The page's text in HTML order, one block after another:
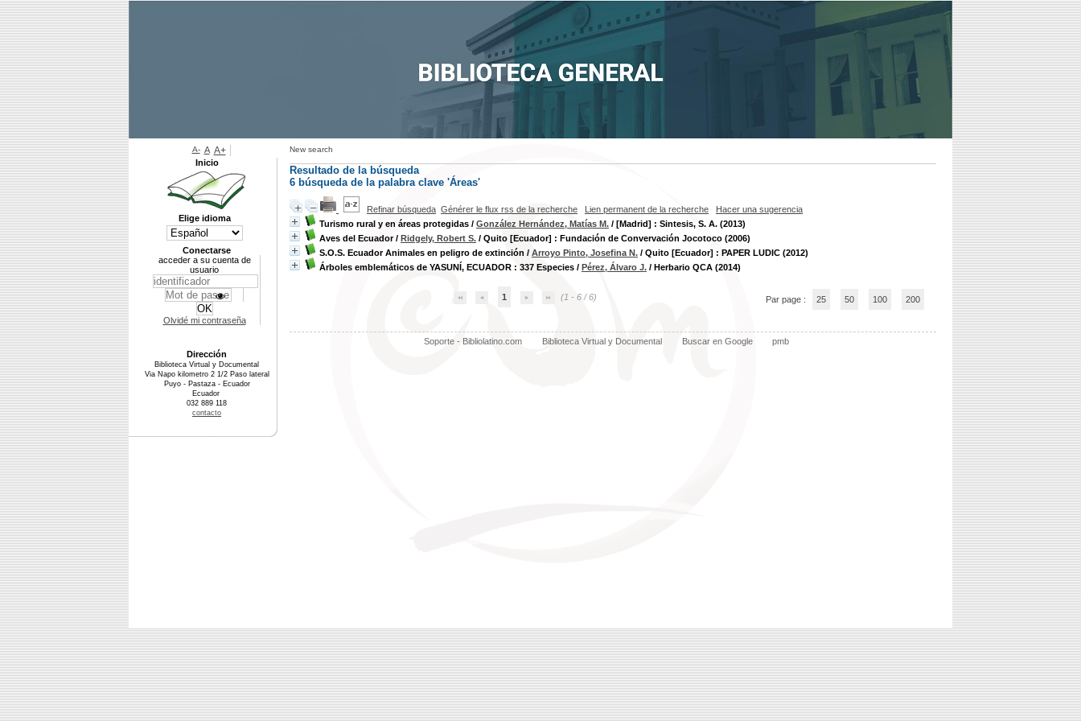
New search
Resultado de la búsqueda
6 búsqueda de la palabra clave 'Áreas'
Refinar búsqueda Générer le flux rss de la recherche Lien permanent de la recherche
Hacer una sugerencia
Turismo rural y en áreas protegidas / González Hernández, Matías M. / [Madrid] : Sintesis, S. A. (2013)
Aves del Ecuador/ Ridgely, Robert S. / Quito [Ecuador] : Fundación de Convervación Jocotoco (2006)
S.O.S. Ecuador Animales en peligro de extinción / Arroyo Pinto, Josefina N. / Quito [Ecuador] : PAPER LUDIC (2012)
Árboles emblemáticos de YASUNÍ, ECUADOR : 337 Especies / Pérez, Álvaro J. / Herbario QCA (2014)
1 (1 - 6 / 6) Par page : 25 50 100 200
Soporte - Bibliolatino.com Biblioteca Virtual y Documental Buscar en Google pmb
A- A A+
Inicio
Elige idioma
Conectarse
acceder a su cuenta de
usuario
Olvidé mi contraseña
Dirección
Biblioteca Virtual y Documental
Via Napo kilometro 2 1/2 Paso lateral
Puyo - Pastaza - Ecuador
Ecuador
032 889 118
contacto